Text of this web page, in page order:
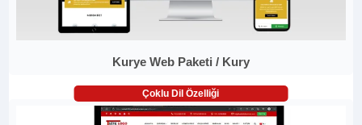
Kurye Web Paketi / Kury
Çoklu Dil Özelliği